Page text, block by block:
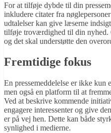
For at tilføje dybde til din
inkludere citater fra
udtalelser kan give læserne
tilføje troværdighed til din
og det skal understøtte den
Fremtidige fokus
En pressemeddelelse er ikke kun
men også en platform til at
Ved at beskrive kommende
engagere interessenter og give
er på vej hen. Dette kan både
synlighed i medierne.